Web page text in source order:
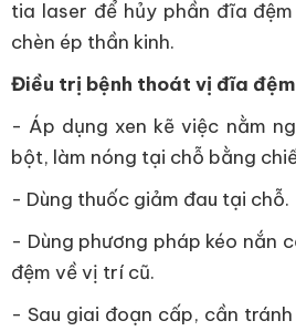
tia laser để hủy phần đĩa
chèn ép thần kinh.
Điều trị bệnh thoát vị đĩa
- Áp dụng xen kẽ việc nằm
bột, làm nóng tại chỗ bằng
- Dùng thuốc giảm đau tại chỗ.
- Dùng phương pháp kéo nắn
đệm về vị trí cũ.
- Sau giai đoạn cấp, cần